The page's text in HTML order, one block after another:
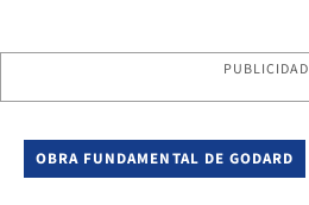
PUBLICIDAD
OBRA FUNDAMENTAL DE GODARD